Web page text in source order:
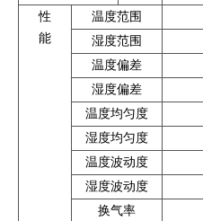
性
能
温度范围
湿度范围
温度偏差
湿度偏差
温度均匀度
湿度均匀度
温度波动度
湿度波动度
换气率